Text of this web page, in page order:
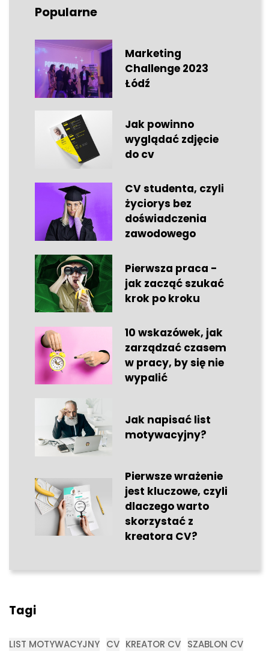
Popularne
Marketing
Challenge 2023
Łódź
Jak powinno
wyglądać zdjęcie
do cv
CV studenta, czyli
życiorys bez
doświadczenia
zawodowego
Pierwsza praca -
jak zacząć szukać
krok po kroku
10 wskazówek, jak
zarządzać czasem
w pracy, by się nie
wypalić
Jak napisać list
motywacyjny?
Pierwsze wrażenie
jest kluczowe, czyli
dlaczego warto
skorzystać z
kreatora CV?
Tagi
LIST MOTYWACYJNY CV KREATOR CV SZABLON CV